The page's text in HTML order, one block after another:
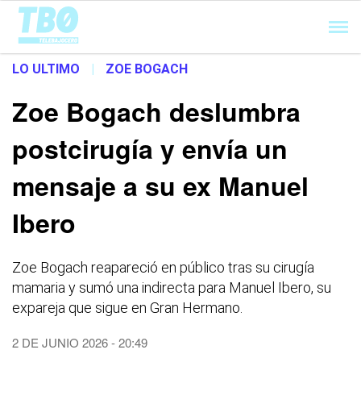
Cargando...
LO ULTIMO | ZOE BOGACH
Zoe Bogach deslumbra
postcirugía y envía un
mensaje a su ex Manuel
Ibero
Zoe Bogach reapareció en público tras su cirugía
mamaria y sumó una indirecta para Manuel Ibero, su
expareja que sigue en Gran Hermano.
2 DE JUNIO 2026 - 20:49